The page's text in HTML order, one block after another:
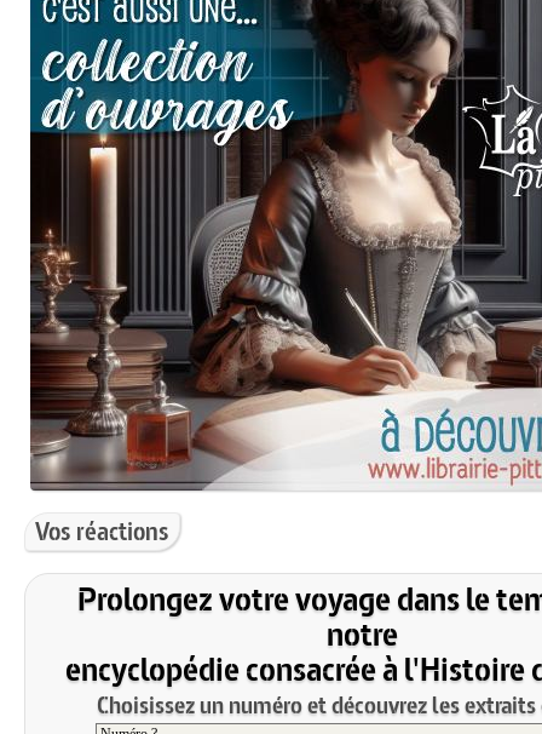
Vos réactions
Prolongez votre voyage dans le
notre
encyclopédie consacrée à l'Histoire
Choisissez un numéro et découvrez les